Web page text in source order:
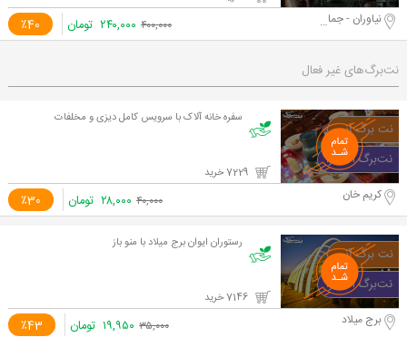
٪40 نیاوران - جماران ۴۰۰,۰۰۰ ۲۴۰,۰۰۰ تومان
نت‌برگ‌های غیر فعال
سفره خانه آلاک با سرویس کامل دیزی و مخلفات
٪30 کریم خان ۴۰,۰۰۰ ۲۸,۰۰۰ تومان
رستوران ایوان برج میلاد با منو باز
٪43 برج میلاد ۳۵,۰۰۰ ۱۹,۹۵۰ تومان